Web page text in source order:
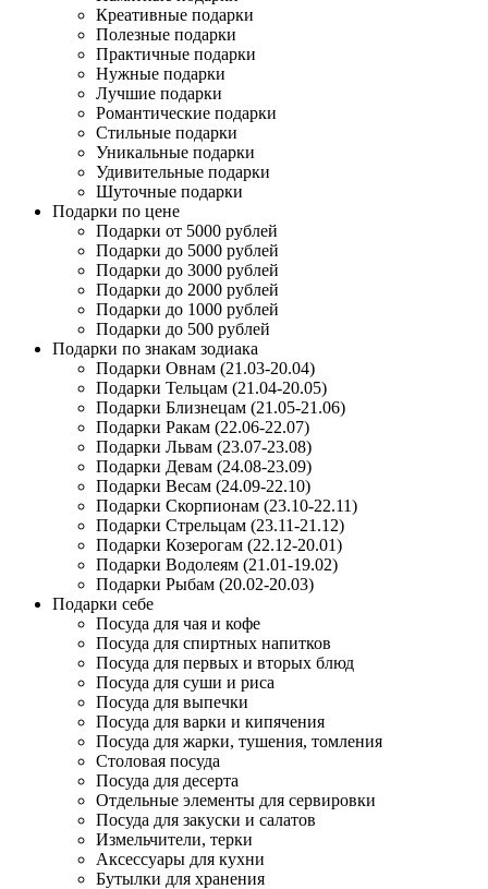
Креативные подарки
Полезные подарки
Практичные подарки
Нужные подарки
Лучшие подарки
Романтические подарки
Стильные подарки
Уникальные подарки
Удивительные подарки
Шуточные подарки
Подарки по цене
Подарки от 5000 рублей
Подарки до 5000 рублей
Подарки до 3000 рублей
Подарки до 2000 рублей
Подарки до 1000 рублей
Подарки до 500 рублей
Подарки по знакам зодиака
Подарки Овнам (21.03-20.04)
Подарки Тельцам (21.04-20.05)
Подарки Близнецам (21.05-21.06)
Подарки Ракам (22.06-22.07)
Подарки Львам (23.07-23.08)
Подарки Девам (24.08-23.09)
Подарки Весам (24.09-22.10)
Подарки Скорпионам (23.10-22.11)
Подарки Стрельцам (23.11-21.12)
Подарки Козерогам (22.12-20.01)
Подарки Водолеям (21.01-19.02)
Подарки Рыбам (20.02-20.03)
Подарки себе
Посуда для чая и кофе
Посуда для спиртных напитков
Посуда для первых и вторых блюд
Посуда для суши и риса
Посуда для выпечки
Посуда для варки и кипячения
Посуда для жарки, тушения, томления
Столовая посуда
Посуда для десерта
Отдельные элементы для сервировки
Посуда для закуски и салатов
Измельчители, терки
Аксессуары для кухни
Бутылки для хранения